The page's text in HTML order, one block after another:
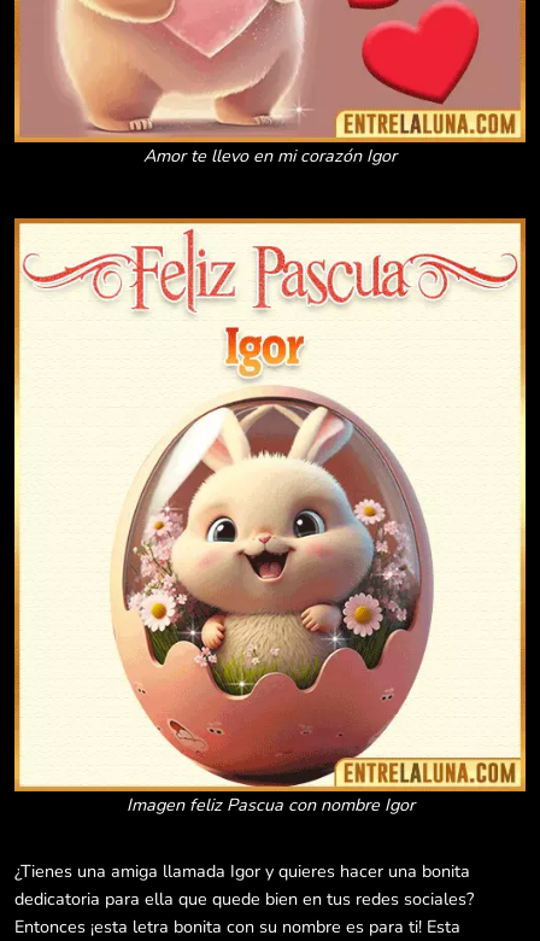
Amor te llevo en mi corazón Igor
Imagen feliz Pascua con nombre Igor
¿Tienes una amiga llamada Igor y quieres hacer una bonita
dedicatoria para ella que quede bien en tus redes sociales?
Entonces ¡esta letra bonita con su nombre es para ti! Esta